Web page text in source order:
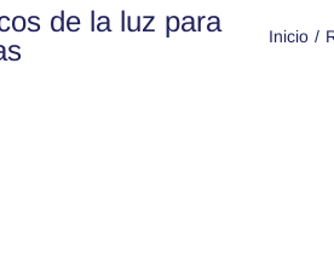
de la luz para
Inicio